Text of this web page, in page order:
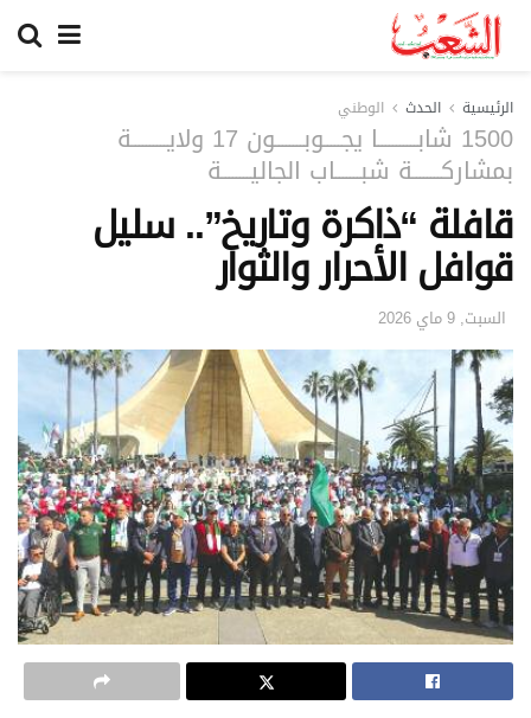
الرئيسية الحدث الوطني
1500 شابـــــــــــا يجـــــوبــــــــون 17 ولايــــــــــة
بمشاركــــــــة شبـــــــاب الجاليــــــــة
قافلة “ذاكرة وتاريخ”.. سليل
قوافل الأحرار والثوار
السبت, 9 ماي 2026